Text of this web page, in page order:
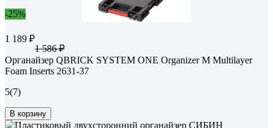
-25%
1 189 ₽
1 586 ₽
Органайзер QBRICK SYSTEM ONE Organizer M Multilayer
Foam Inserts 2631-37
5(7)
В корзину